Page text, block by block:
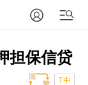
担保信贷
T中